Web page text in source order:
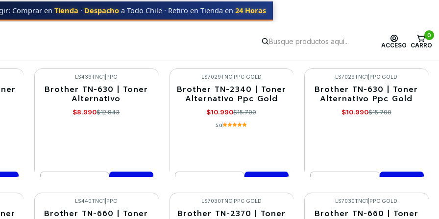
ACCESO
0
CARRO
Comprar en Tienda · Despacho a Todo Chile · Retiro en Tienda en 24 Horas
HL-L2320
HL-L2320
-30%
LS439TNC1 PPC
Brother TN-630 | Toner
Alternativo
$8.990$12.843
Comprar ahora
-30%
LS7029TNC| PPC GOLD
Brother TN-2340 | Toner
Alternativo Ppc Gold
$10.990$15.700
5.0
Comprar ahora
-30%
LS7029TNC1 PPC GOLD
Brother TN-630 | Toner
Alternativo Ppc Gold
$10.990$15.700
Comprar ahora
-30%
LS440TNC1 PPC
Brother TN-660 | Toner -30%
LS7030TNC| PPC GOLD
Brother TN-2370 | Toner -30%
LS7030TNC1 PPC GOLD
Brother TN-660 | Toner